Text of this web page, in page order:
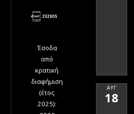
Έσοδα
από
κρατική
διαφήμιση
(έτος
2025):
ΑΥΓ
18